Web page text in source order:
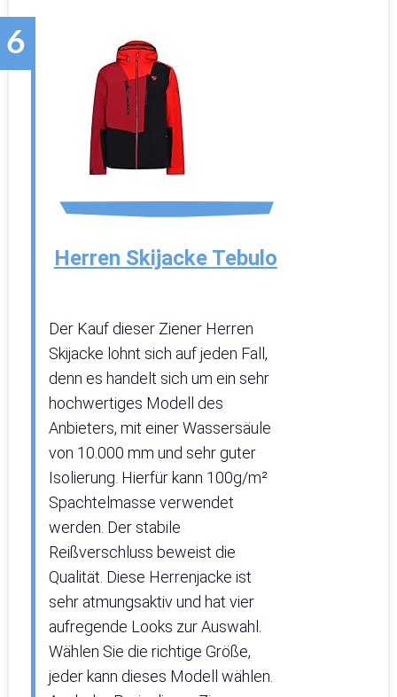
Herren Skijacke Tebulo
Der Kauf dieser Ziener Herren
Skijacke lohnt sich auf jeden Fall,
denn es handelt sich um ein sehr
hochwertiges Modell des
Anbieters, mit einer Wassersäule
von 10.000 mm und sehr guter
Isolierung. Hierfür kann 100g/m²
Spachtelmasse verwendet
werden. Der stabile
Reißverschluss beweist die
Qualität. Diese Herrenjacke ist
sehr atmungsaktiv und hat vier
aufregende Looks zur Auswahl.
Wählen Sie die richtige Größe,
jeder kann dieses Modell wählen.